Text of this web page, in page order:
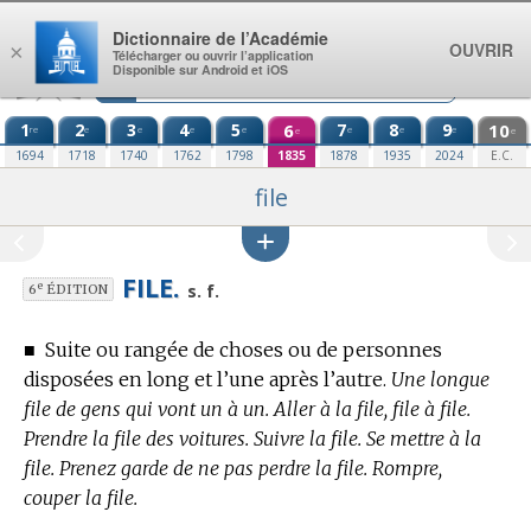
Aller au contenu
1re
1694
2e
1718
3e
1740
4e
1762
5e
1798
6e
1835
7e
1878
8e
1935
9e
2024
10e
E.C.
file
6eÉDITION FILE. s. f.
■ Suite ou rangée de choses ou de personnes
disposées en long et l’une après l’autre. Une longue
file de gens qui vont un à un. Aller à la file, file à file.
Prendre la file des voitures. Suivre la file. Se mettre à la
file. Prenez garde de ne pas perdre la file. Rompre,
couper la file.
×
Dictionnaire de l’Académie
Télécharger ou ouvrir l’application
Disponible sur Android et iOS
OUVRIR